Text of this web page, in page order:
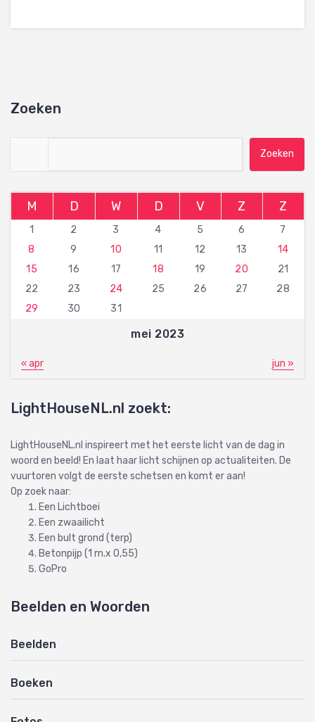
Zoeken
mei 2023
M D W D V Z Z
1 2 3 4 5 6
7
8
9 10 11 12 13
14
15
16 17 18 19 20
21
22
23 24 25 26 27
28
29
30 31
« apr jun »
LightHouseNL.nl zoekt:
LightHouseNL.nl inspireert met het eerste licht van de dag in
woord en beeld! En laat haar licht schijnen op actualiteiten. De
vuurtoren volgt de eerste schetsen en komt er aan!
Op zoek naar:
Een Lichtboei
Een zwaailicht
Een bult grond (terp)
Betonpijp (1 m.x 0,55)
GoPro
Beelden en Woorden
Beelden
Boeken